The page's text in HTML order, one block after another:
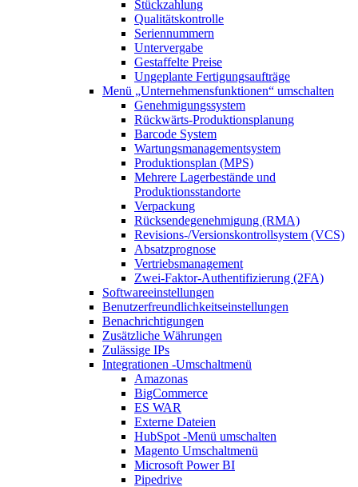
Stückzahlung
Qualitätskontrolle
Seriennummern
Untervergabe
Gestaffelte Preise
Ungeplante Fertigungsaufträge
Menü „Unternehmensfunktionen“ umschalten
Genehmigungssystem
Rückwärts-Produktionsplanung
Barcode System
Wartungsmanagementsystem
Produktionsplan (MPS)
Mehrere Lagerbestände und
Produktionsstandorte
Verpackung
Rücksendegenehmigung (RMA)
Revisions-/Versionskontrollsystem (VCS)
Absatzprognose
Vertriebsmanagement
Zwei-Faktor-Authentifizierung (2FA)
Softwareeinstellungen
Benutzerfreundlichkeitseinstellungen
Benachrichtigungen
Zusätzliche Währungen
Zulässige IPs
Integrationen -Umschaltmenü
Amazonas
BigCommerce
ES WAR
Externe Dateien
HubSpot -Menü umschalten
Magento Umschaltmenü
Microsoft Power BI
Pipedrive